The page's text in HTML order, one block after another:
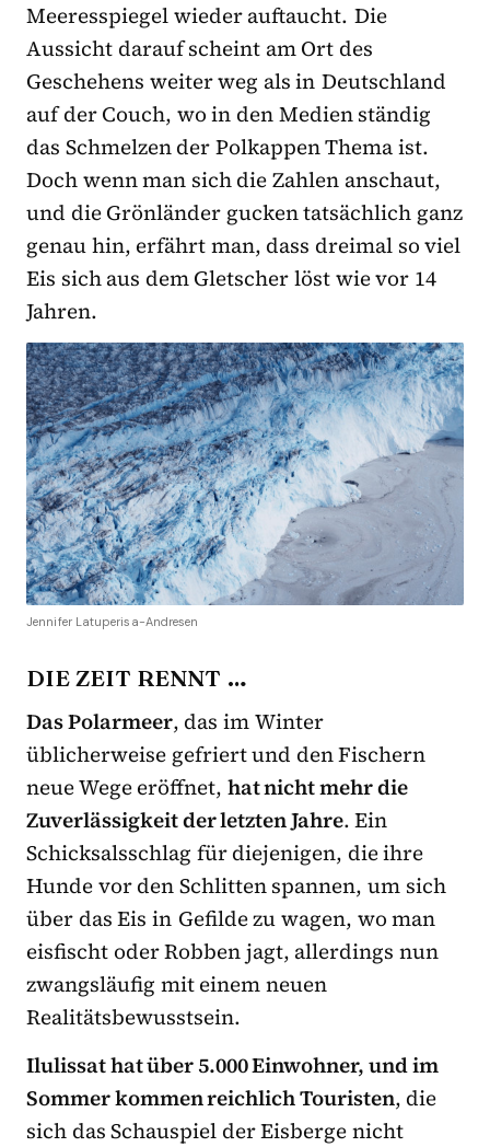
Meeresspiegel wieder auftaucht. Die
Aussicht darauf scheint am Ort des
Geschehens weiter weg als in Deutschland
auf der Couch, wo in den Medien ständig
das Schmelzen der Polkappen Thema ist.
Doch wenn man sich die Zahlen anschaut,
und die Grönländer gucken tatsächlich ganz
genau hin, erfährt man, dass dreimal so viel
Eis sich aus dem Gletscher löst wie vor 14
Jahren.
Jennifer Latuperisa-Andresen
DIE ZEIT RENNT …
Das Polarmeer, das im Winter
üblicherweise gefriert und den Fischern
neue Wege eröffnet, hat nicht mehr die
Zuverlässigkeit der letzten Jahre. Ein
Schicksalsschlag für diejenigen, die ihre
Hunde vor den Schlitten spannen, um sich
über das Eis in Gefilde zu wagen, wo man
eisfischt oder Robben jagt, allerdings nun
zwangsläufig mit einem neuen
Realitätsbewusstsein.
Ilulissat hat über 5.000 Einwohner, und im
Sommer kommen reichlich Touristen, die
sich das Schauspiel der Eisberge nicht